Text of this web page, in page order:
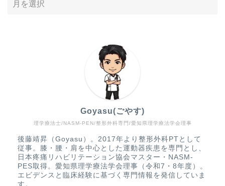
理学療法士/NASM-PEN/整形外科専門/愛知県理学療法学会理事
Goyasu(ごやす)
後藤靖昇（Goyasu）。2017年より整形外科PTとして
従事。膝・腰・肩を中心とした運動器疾患を専門とし、
日本疼痛リハビリテーション協会マスター・NASM-
PES取得。愛知県理学療法学会理事（令和7・8年度）。
エビデンスと臨床経験に基づく専門情報を発信していま
す。
疾患から探す